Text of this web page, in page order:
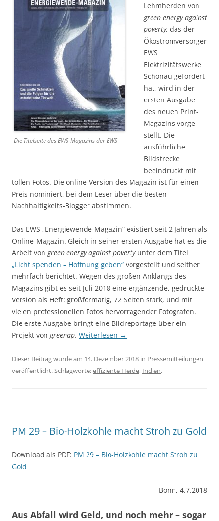
Die Titelseite des EWS-Magazins der EWS
Lehmherden von
green energy against
poverty, das der
Ökostromversorger
EWS
Elektrizitätswerke
Schönau gefördert
hat, wird in der
ersten Ausgabe
des neuen Print-
Magazins vorge­
stellt. Die
ausführliche
Bildstrecke
beeindruckt mit
tollen Fotos. Die online-Version des Magazin ist für einen
Preis nominiert, bei dem Leser über die besten
Nachhaltigkeits-Blogger abstimmen.
Das EWS „Energiewende-Magazin“ existiert seit 2 Jahren als
Online-Magazin. Gleich in seiner ersten Ausgabe hat es die
Arbeit von green energy against povertyunter dem Titel
„Licht spenden – Hoff­nung geben“ vorgestellt und seit­her
mehrfach berichtet. Wegen des großen Anklangs des
Magazins gibt es seit Juli 2018 eine ergänzende, gedruckte
Version als Heft: großformatig, 72 Seiten stark, und mit
vielen professionellen Fotos hervorragender Fotografen.
Die erste Ausgabe bringt eine Bildreportage über ein
Projekt von greenap. Weiterlesen →
Dieser Beitrag wurde am 14. Dezember 2018 in Pressemitteilungen
veröffentlicht. Schlagworte:effiziente Herde, Indien.
PM 29 – Bio-Holzkohle macht Stroh zu Gold
Download als PDF: PM 29 – Bio-Holzkohle macht Stroh zu
Gold
Bonn, 4.7.2018
Aus Abfall wird Geld, und noch mehr – sogar